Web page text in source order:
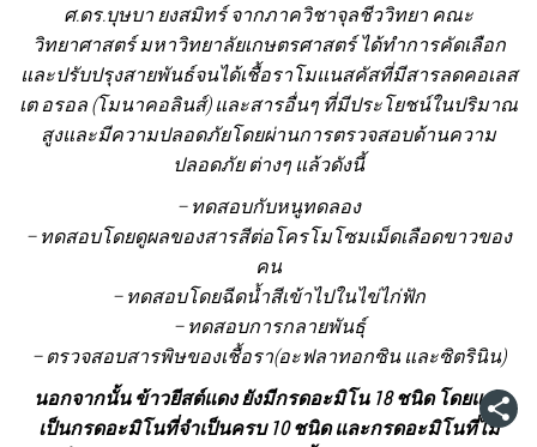
ศ.ดร.บุษบา ยงสมิทร์ จากภาควิชาจุลชีววิทยา คณะ
วิทยาศาสตร์ มหาวิทยาลัยเกษตรศาสตร์ ได้ทำการคัดเลือก
และปรับปรุงสายพันธ์จนได้เชื้อราโมแนสคัสที่มีสารลดคอเลส
เต อรอล (โมนาคอลินส์) และสารอื่นๆ ที่มีประโยชน์ในปริมาณ
สูงและมีความปลอดภัยโดยผ่านการตรวจสอบด้านความ
ปลอดภัย ต่างๆ แล้วดังนี้
– ทดสอบกับหนูทดลอง
– ทดสอบโดยดูผลของสารสีต่อโครโมโซมเม็ดเลือดขาวของ
คน
– ทดสอบโดยฉีดน้ำสีเข้าไปในไข่ไก่ฟัก
– ทดสอบการกลายพันธุ์
– ตรวจสอบสารพิษของเชื้อรา(อะฟลาทอกซิน และซิตรินิน)
นอกจากนั้นข้าวยีสต์แดงยังมีกรดอะมิโน 18 ชนิด โดยแบ่ง
เป็นกรดอะมิโนที่จำเป็นครบ 10 ชนิด และกรดอะมิโนที่ไม่